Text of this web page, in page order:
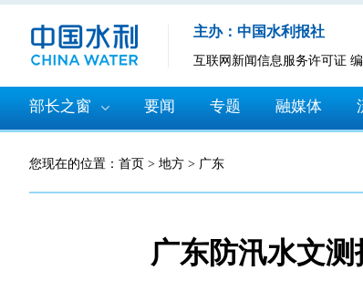
主办：中国水利报社
互联网新闻信息服务许可证 编
部长之窗 要闻 专题 融媒体
您现在的位置： 首页 > 地方 > 广东
广东防汛水文